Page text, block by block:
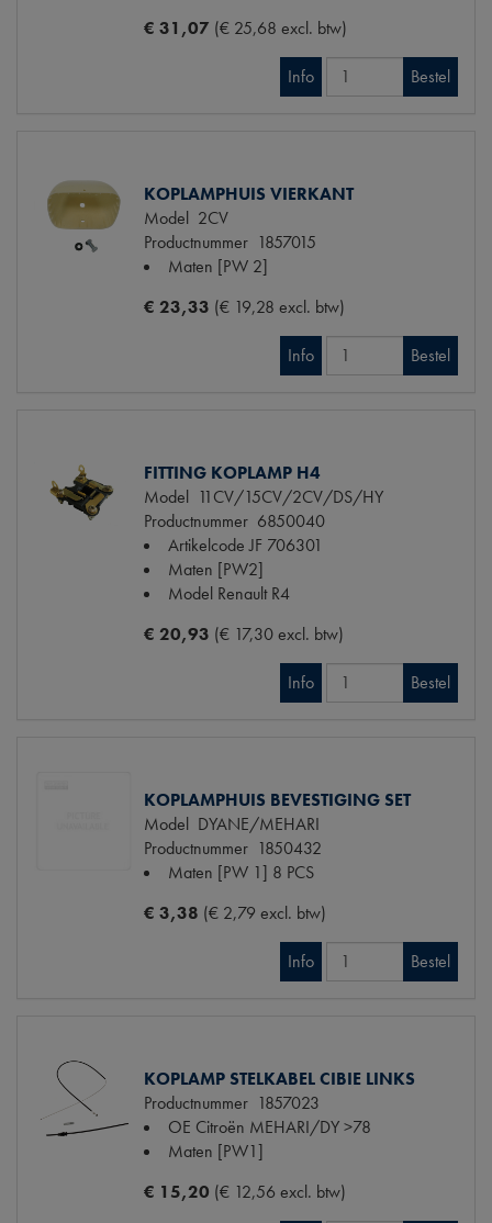
€ 31,07 (€ 25,68 excl. btw)
Info Bestel
KOPLAMPHUIS VIERKANT
Model 2CV
Productnummer 1857015
Maten [PW 2]
€ 23,33 (€ 19,28 excl. btw)
Info Bestel
FITTING KOPLAMP H4
Model 11CV/15CV/2CV/DS/HY
Productnummer 6850040
Artikelcode JF 706301
Maten [PW2]
Model Renault R4
€ 20,93 (€ 17,30 excl. btw)
Info Bestel
KOPLAMPHUIS BEVESTIGING SET
Model DYANE/MEHARI
Productnummer 1850432
Maten [PW 1] 8 PCS
€ 3,38 (€ 2,79 excl. btw)
Info Bestel
KOPLAMP STELKABEL CIBIE LINKS
Productnummer 1857023
OE Citroën MEHARI/DY >78
Maten [PW1]
€ 15,20 (€ 12,56 excl. btw)